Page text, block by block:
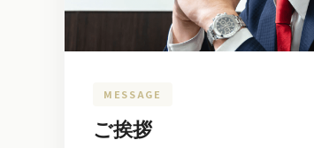
MESSAGE
ご挨拶